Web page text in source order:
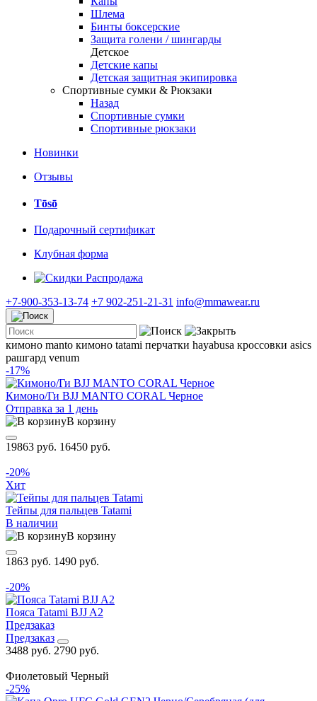
Шлема
Бинты боксерские
Защита голени / шингарды
Детское
Детские капы
Детская защитная экипировка
Спортивные сумки & Рюкзаки
Назад
Спортивные сумки
Спортивные рюкзаки
Новинки
Отзывы
Tōsō
Подарочный сертификат
Клубная форма
Распродажа
+7-900-353-13-74 +7 902-251-21-31 info@mmawear.ru
кимоно manto кимоно tatami перчатки hayabusa кроссовки asics
рашгард venum
-17%
Кимоно/Ги BJJ MANTO CORAL Черное
Отправка за 1 день
В корзину
19863 руб. 16450 руб.
-20%
Хит
Тейпы для пальцев Tatami
В наличии
В корзину
1863 руб. 1490 руб.
-20%
Пояса Tatami BJJ A2
Предзаказ
Предзаказ
3488 руб. 2790 руб.
Фиолетовый Черный
-25%